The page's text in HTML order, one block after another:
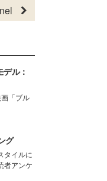
ル：
「ブル
グ
タイルに
者アンケ